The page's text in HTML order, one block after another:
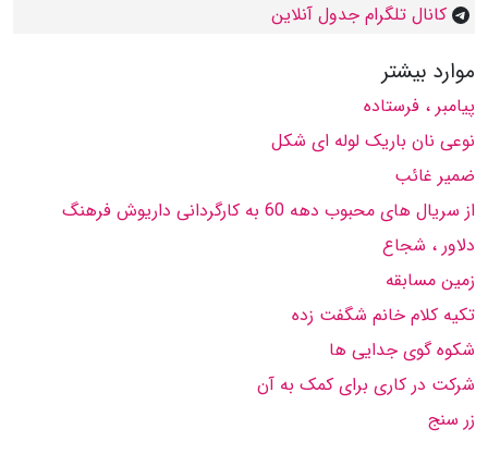
کانال تلگرام جدول آنلاین
موارد بیشتر
پیامبر ، فرستاده
نوعی نان باریک لوله ای شکل
ضمیر غائب
از سریال های محبوب دهه 60 به كارگردانی داریوش فرهنگ
دلاور ، شجاع
زمین مسابقه
تکیه کلام خانم شگفت زده
شکوه گوی جدایی ها
شرکت در کاری برای کمک به آن
زر سنج